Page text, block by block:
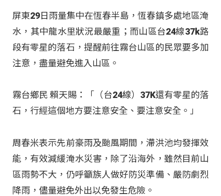
屏東29日雨量集中在恆春半島，恆春鎮多處地區淹
水，其中龍水里狀況最嚴重；而山區台24線37k路
段有零星的落石，提醒前往霧台山區的民眾要多加
注意，盡量避免進入山區。
霧台鄉民 賴天賜：「（台24線）37K還有零星的落
石，行經這個地方要注意安全、要注意安全。」
周春米表示先前豪雨及颱風期間，滯洪池均發揮效
能，有效減緩淹水災害，除了沿海外，雖然目前山
區雨勢不大，仍呼籲族人做好防災準備、嚴防劇烈
降雨，儘量避免外出以免發生危險。